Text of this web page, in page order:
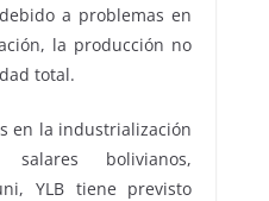
a problemas en
la producción no
total.
en la industrialización
bolivianos,
YLB tiene previsto